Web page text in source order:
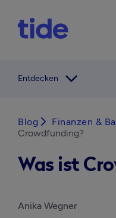
Entdecken arrow_forward_ios
Blog arrow_forward_ios Finanzen &
Crowdfunding?
Was ist
Anika Wegner